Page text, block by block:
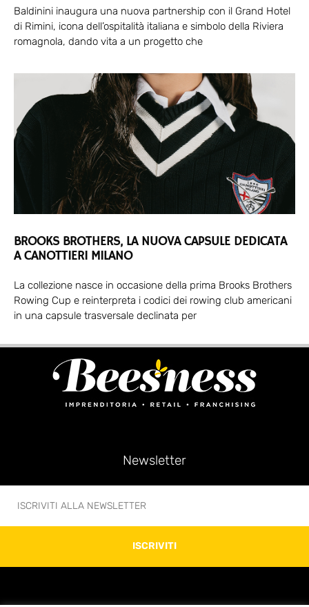
Baldinini inaugura una nuova partnership con il Grand Hotel
di Rimini, icona dell’ospitalità italiana e simbolo della Riviera
romagnola, dando vita a un progetto che
BROOKS BROTHERS, LA NUOVA CAPSULE DEDICATA
A CANOTTIERI MILANO
La collezione nasce in occasione della prima Brooks Brothers
Rowing Cup e reinterpreta i codici dei rowing club americani
in una capsule trasversale declinata per
Newsletter
ISCRIVITI